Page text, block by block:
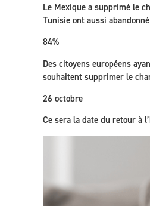
Le Mexique a supprimé le
Tunisie ont aussi
84%
Des citoyens européens
souhaitent supprimer le
26 octobre
Ce sera la date du retour à